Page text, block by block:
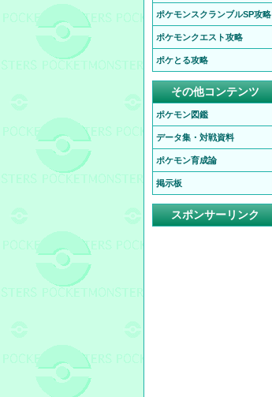
ポケモンスクランブルSP攻略
ポケモンクエスト攻略
ポケとる攻略
その他コンテンツ
ポケモン図鑑
データ集・対戦資料
ポケモン育成論
掲示板
スポンサーリンク